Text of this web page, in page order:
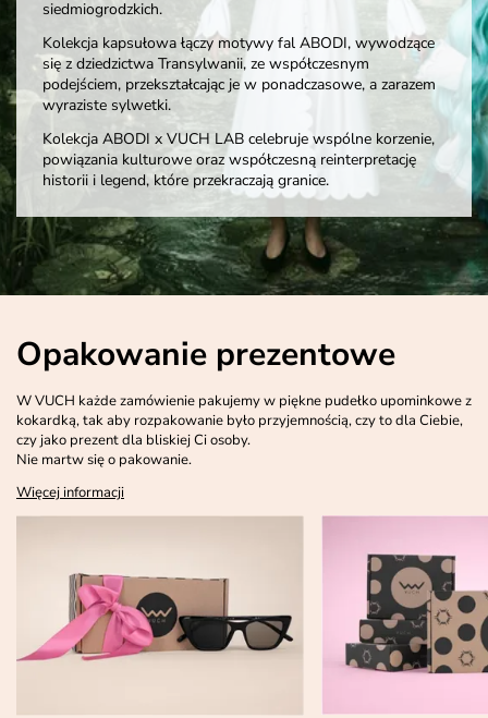
siedmiogrodzkich.
Kolekcja kapsułowa łączy motywy fal ABODI, wywodzące
się z dziedzictwa Transylwanii, ze współczesnym
podejściem, przekształcając je w ponadczasowe, a zarazem
wyraziste sylwetki.
Kolekcja ABODI x VUCH LAB celebruje wspólne korzenie,
powiązania kulturowe oraz współczesną reinterpretację
historii i legend, które przekraczają granice.
Opakowanie prezentowe
W VUCH każde zamówienie pakujemy w piękne pudełko upominkowe z
kokardką, tak aby rozpakowanie było przyjemnością, czy to dla Ciebie,
czy jako prezent dla bliskiej Ci osoby.
Nie martw się o pakowanie.
Więcej informacji